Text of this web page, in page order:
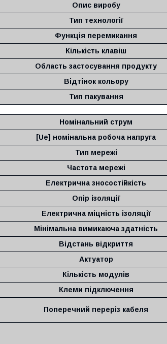
Опис виробу
Тип технології
Функція перемикання
Кількість клавіш
Область застосування продукту
Відтінок кольору
Тип пакування
Номінальний струм
[Ue] номінальна робоча напруга
Тип мережі
Частота мережі
Електрична зносостійкість
Опір ізоляції
Електрична міцність ізоляції
Мінімальна вимикаюча здатність
Відстань відкриття
Актуатор
Кількість модулів
Клеми підключення
Поперечний переріз кабеля